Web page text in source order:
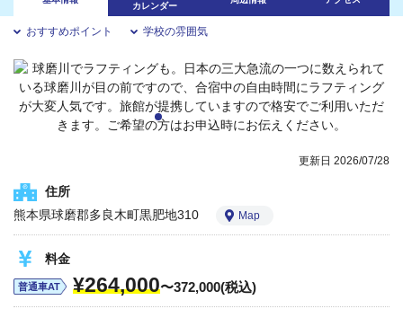
カレンダー
おすすめポイント 学校の雰囲気
更新日 2026/07/28
住所
熊本県球磨郡多良木町黒肥地310
Map
料金
普通車AT ¥264,000〜372,000(税込)